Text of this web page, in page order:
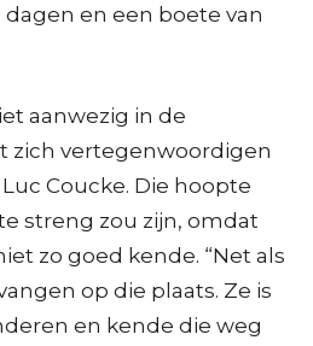
dagen en een boete van
aanwezig in de
zich vertegenwoordigen
Coucke. Die hoopte
streng zou zijn, omdat
zo goed kende. “Net als
op die plaats. Ze is
en kende die weg